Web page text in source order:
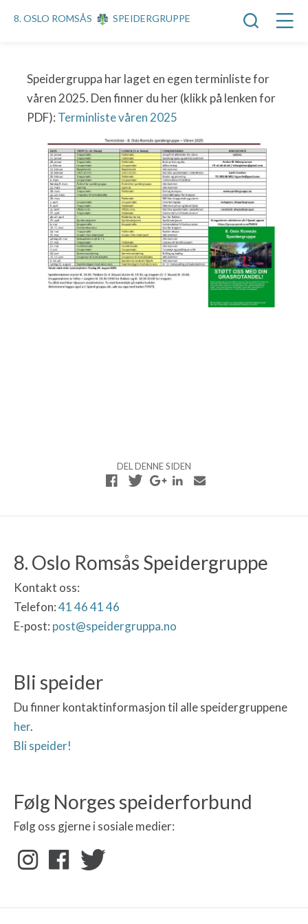
8. OSLO ROMSÅS SPEIDERGRUPPE
Speidergruppa har laget en egen terminliste for
våren 2025. Den finner du her (klikk på lenken for
PDF): Terminliste våren 2025
DEL DENNE SIDEN
8. Oslo Romsås Speidergruppe
Kontakt oss:
Telefon:41 46 41 46
E-post: post@speidergruppa.no
Bli speider
Du finner kontaktinformasjon til alle speidergruppene
her.
Bli speider!
Følg Norges speiderforbund
Følg oss gjerne i sosiale medier: